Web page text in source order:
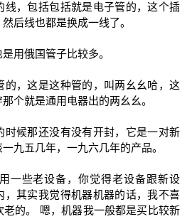
线，包括包括就是电子管的，这个插
后线也都是换成一线了。
用俄国管子比较多。
的，这是这种管的，叫两幺幺哈，这
个就是通用电器出的两幺幺。
时候那还没有没有开封，它是一对新
九五几年，一九六几年的产品。
一些老设备，你觉得老设备跟新设
，其实我觉得机器机器的话，我不喜
的。 嗯，机器我一般都是买比较新